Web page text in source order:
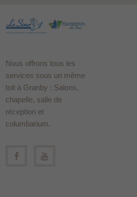
Nous offrons tous les
services sous un même
toit à Granby : Salons,
chapelle, salle de
réception et
columbarium.